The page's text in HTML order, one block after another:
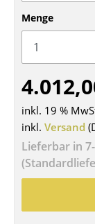
Bürosessel
Einzelteile
Tische
Esstische
Menge
inkl. 19 %
inkl. Versand
Lieferbar in